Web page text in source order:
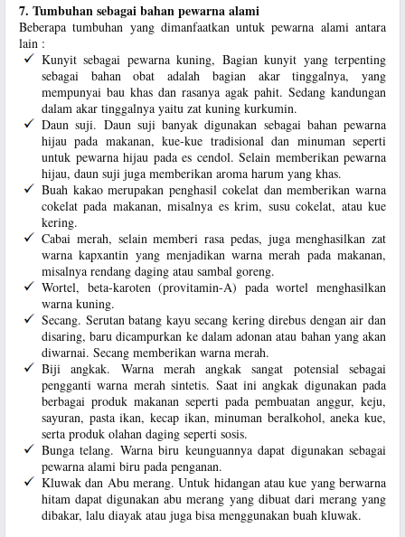
7. Tumbuhan sebagai bahan pewarna alami
Beberapa tumbuhan yang dimanfaatkan untuk pewarna alami antara
lain :
Kunyit sebagai pewarna kuning, Bagian kunyit yang terpenting
sebagai bahan obat adalah bagian akar tinggalnya, yang
mempunyai bau khas dan rasanya agak pahit. Sedang kandungan
dalam akar tinggalnya yaitu zat kuning kurkumin.
Daun suji. Daun suji banyak digunakan sebagai bahan pewarna
hijau pada makanan, kue-kue tradisional dan minuman seperti
untuk pewarna hijau pada es cendol. Selain memberikan pewarna
hijau, daun suji juga memberikan aroma harum yang khas.
Buah kakao merupakan penghasil cokelat dan memberikan warna
cokelat pada makanan, misalnya es krim, susu cokelat, atau kue
kering.
Cabai merah, selain memberi rasa pedas, juga menghasilkan zat
warna kapxantin yang menjadikan warna merah pada makanan,
misalnya rendang daging atau sambal goreng.
Wortel, beta-karoten (provitamin-A) pada wortel menghasilkan
warna kuning.
Secang. Serutan batang kayu secang kering direbus dengan air dan
disaring, baru dicampurkan ke dalam adonan atau bahan yang akan
diwarnai. Secang memberikan warna merah.
Biji angkak. Warna merah angkak sangat potensial sebagai
pengganti warna merah sintetis. Saat ini angkak digunakan pada
berbagai produk makanan seperti pada pembuatan anggur, keju,
sayuran, pasta ikan, kecap ikan, minuman beralkohol, aneka kue,
serta produk olahan daging seperti sosis.
Bunga telang. Warna biru keunguannya dapat digunakan sebagai
pewarna alami biru pada penganan.
Kluwak dan Abu merang. Untuk hidangan atau kue yang berwarna
hitam dapat digunakan abu merang yang dibuat dari merang yang
dibakar, lalu diayak atau juga bisa menggunakan buah kluwak.